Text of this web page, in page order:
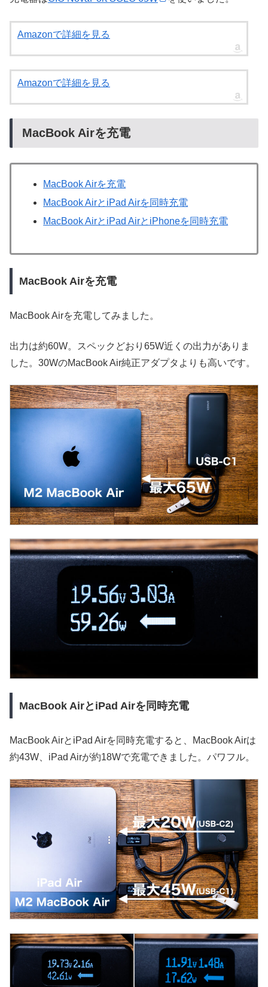
Amazonで詳細を見る
Amazonで詳細を見る
MacBook Airを充電
MacBook Airを充電
MacBook AirとiPad Airを同時充電
MacBook AirとiPad AirとiPhoneを同時充電
MacBook Airを充電
MacBook Airを充電してみました。
出力は約60W。スペックどおり65W近くの出力がありま
した。30WのMacBook Air純正アダプタよりも高いです。
MacBook AirとiPad Airを同時充電
MacBook AirとiPad Airを同時充電すると、MacBook Airは
約43W、iPad Airが約18Wで充電できました。パワフル。